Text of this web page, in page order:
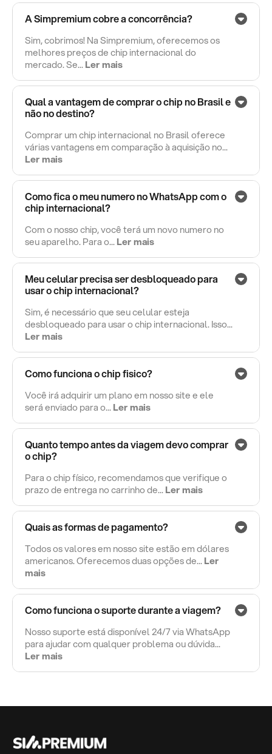
A Simpremium cobre a concorrência?
Sim, cobrimos! Na Simpremium, oferecemos os
melhores preços de chip internacional do
mercado. Se...Ler mais
Qual a vantagem de comprar o chip no Brasil e
não no destino?
Comprar um chip internacional no Brasil oferece
várias vantagens em comparação à aquisição no...
Ler mais
Como fica o meu numero no WhatsApp com o
chip internacional?
Com o nosso chip, você terá um novo numero no
seu aparelho. Para o...Ler mais
Meu celular precisa ser desbloqueado para
usar o chip internacional?
Sim, é necessário que seu celular esteja
desbloqueado para usar o chip internacional. Isso...
Ler mais
Como funciona o chip fisico?
Você irá adquirir um plano em nosso site e ele
será enviado para o...Ler mais
Quanto tempo antes da viagem devo comprar
o chip?
Para o chip físico, recomendamos que verifique o
prazo de entrega no carrinho de...Ler mais
Quais as formas de pagamento?
Todos os valores em nosso site estão em dólares
americanos. Oferecemos duas opções de...Ler
mais
Como funciona o suporte durante a viagem?
Nosso suporte está disponível 24/7 via WhatsApp
para ajudar com qualquer problema ou dúvida...
Ler mais